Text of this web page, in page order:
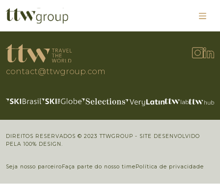
contact@ttwgroup.com
DIREITOS RESERVADOS © 2023 TTWGROUP - SITE DESENVOLVIDO
PELA 100% DESIGN.
Seja nosso parceiroFaça parte do nosso timePolítica de privacidade